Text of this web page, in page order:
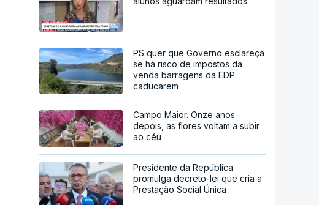
PS quer que Governo esclareça
se há risco de impostos da
venda barragens da EDP
caducarem
Campo Maior. Onze anos
depois, as flores voltam a subir
ao céu
Presidente da República
promulga decreto-lei que cria a
Prestação Social Única